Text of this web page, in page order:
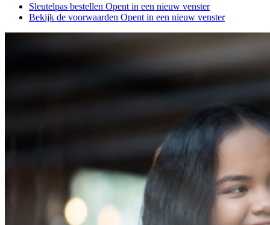
Sleutelpas bestellen Opent in een nieuw venster
Bekijk de voorwaarden Opent in een nieuw venster